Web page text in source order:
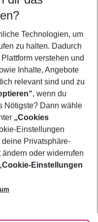
Technologien, um
zu halten. Dadurch
verstehen und
Inhalte, Angebote
relevant sind und zu
, wenn du
Nötigste? Dann wähle
„Cookies
Einstellungen
Privatsphäre-
oder widerrufen
Einstellungen